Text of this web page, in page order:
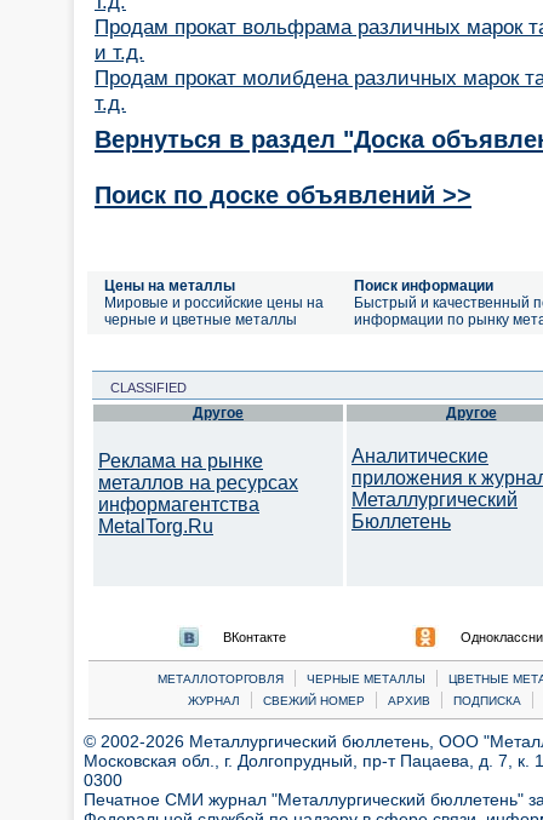
Продам прокат вольфрама различных марок
и т.д.
Продам прокат молибдена различных марок
т.д.
Вернуться в раздел "Доска
Поиск по доске объявлений >>
Цены на металлы
Мировые и российские цены на
черные и цветные металлы
Поиск информации
Быстрый и качественный
информации по рынку
CLASSIFIED
Другое
Реклама на рынке
металлов на ресурсах
информагентства
MetalTorg.Ru
Другое
Аналитические
приложения к
Металлургический
Бюллетень
ВКонтакте
МЕТАЛЛОТОРГОВЛЯ | ЧЕРНЫЕ МЕТАЛЛЫ |
ЦВЕТНЫЕ
ЖУРНАЛ
| СВЕЖИЙ НОМЕР | АРХИВ | ПОДПИСКА |
© 2002-2026 Металлургический бюллетень, ООО
Московская обл., г. Долгопрудный, пр-т Пацаева, д. 7,
0300
Печатное СМИ журнал "Металлургический бюллетень"